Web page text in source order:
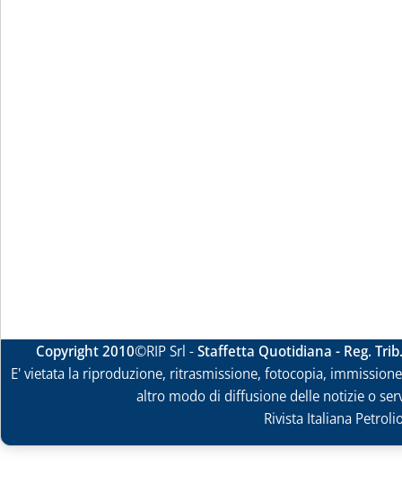
Copyright 2010©RIP Srl -Staffetta Quotidiana - Reg.
E' vietata la riproduzione, ritrasmissione, fotocopia,
altro modo di diffusione delle notizie o
Rivista Italiana